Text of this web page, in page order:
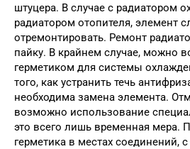
штуцера. В случае с радиатором
радиатором отопителя, элемент
отремонтировать. Ремонт
пайку. В крайнем случае, можно
герметиком для системы
того, как устранить течь
необходима замена элемента.
возможно использование
это всего лишь временная мера.
герметика в местах соединений,